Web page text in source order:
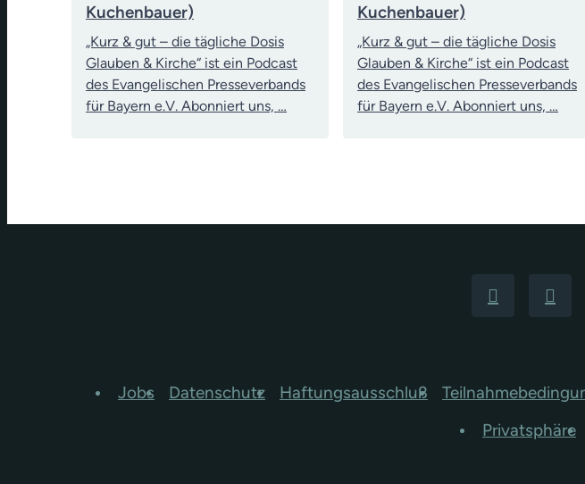
Kuchenbauer)
„Kurz & gut – die tägliche Dosis
Glauben & Kirche“ ist ein Podcast
des Evangelischen Presseverbands
für Bayern e.V. Abonniert uns, …
Kuchenbauer)
„Kurz & gut – die tägliche Dosis
Glauben & Kirche“ ist ein Podcast
des Evangelischen Presseverbands
für Bayern e.V. Abonniert uns, …
Jobs Datenschutz Haftungsausschluß
Privatsphäre